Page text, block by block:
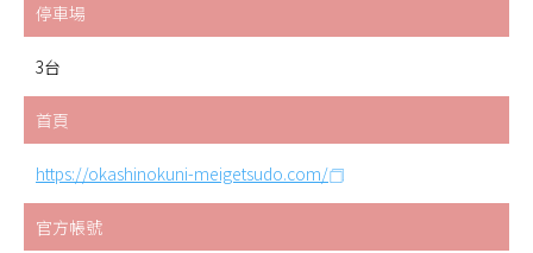
停車場
3台
首頁
https://okashinokuni-meigetsudo.com/
官方帳號